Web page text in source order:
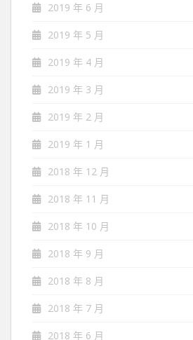
2019 年 6 月
2019 年 5 月
2019 年 4 月
2019 年 3 月
2019 年 2 月
2019 年 1 月
2018 年 12 月
2018 年 11 月
2018 年 10 月
2018 年 9 月
2018 年 8 月
2018 年 7 月
2018 年 6 月